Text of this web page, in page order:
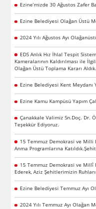
Ezine’mizde 30 Ağustos Zafer
Ezine Belediyesi Olağan Üstü
2024 Yılı Ağustos Ayı
EDS Anlık Hız İhlal Tespit
Kameralarının Kaldırılması ile
Olağan Üstü Toplama Kararı Aldık.
Ezine Belediyesi Kent Meydanı
Ezine Kamu Kampüsü Yapım
Çanakkale Valimiz Sn.Doç. Dr.
Teşekkür Ediyoruz.
15 Temmuz Demokrasi ve Milli
Anma Programlarına
15 Temmuz Demokrasi ve Millî
Ederek, Aziz Şehitlerimizin
Ezine Belediyesi Temmuz Ayı
2024 Yılı Temmuz Ayı Olağan